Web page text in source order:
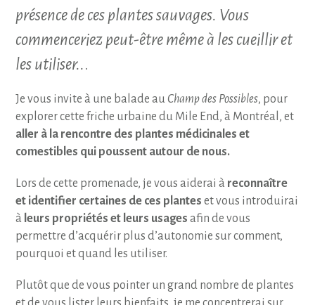
présence de ces plantes sauvages. Vous
commenceriez peut-être même à les cueillir et
les utiliser...
Je vous invite à une balade au Champ des Possibles, pour
explorer cette friche urbaine du Mile End, à Montréal, et
aller à la rencontre des plantes médicinales et
comestibles qui poussent autour de nous.
Lors de cette promenade, je vous aiderai à reconnaître
et identifier certaines de ces plantes et vous introduirai
à leurs propriétés et leurs usages afin de vous
permettre d’acquérir plus d’autonomie sur comment,
pourquoi et quand les utiliser.
Plutôt que de vous pointer un grand nombre de plantes